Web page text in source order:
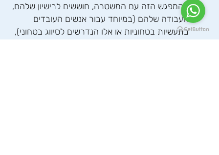
מהמפגש הזה עם המשטרה, חוששים לרישיון שלהם,
העבודה שלהם (במיוחד עבור אנשים העובדים
בתעשיות בטחוניות או אלו הנדרשים לסיווג בטחוני),